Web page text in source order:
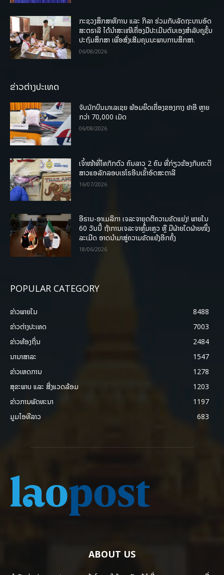
ກະຊວງສຶກສາທິການ ແລະ ກິລາ ຮ່ວມກັບລັດຖະບານອົດ
ສະຕຣາລີ ໄດ້ນຳສະເໜີເຄື່ອງມືປະເມີນຕົນເອງສຳລັບຄູຊັ້ນ
ປະຖົມສຶກສາ ເພື່ອສົ່ງເສີມຄຸນນະພາບການສຶກສາ.
06/08/2026
ຂ່າວຕ່າງປະເທດ
ຈັບນັກບິນມາເລເຊຍ ພ້ອມຍຶດເຄື່ອງຂອງກາງ ຢາອີ ຫຼາຍ
ກວ່າ 70,000 ເມັດ
06/08/2026
ເຈົ້າໜ້າທີ່ໄທກັກຕົວ ຄົນລາວ 2 ຄົນ ທີ່ກ່ຽວຂ້ອງກັບຄະດີ
ສາວແອລັກລອບເຮໂຣອີນເຂົ້າອົດສະຕາລີ
16/07/2026
ອີຣານ-ອາເມລິກາ ເຈລະຈາຍຸດຕິຄວາມຂັດແຍ່ງ! ພາຍໃນ
60 ວັນນີ້ ຖ້າການເຈລະຈາຫຼົ້ມເຫຼວ ຫຼື ມີຝ່າຍໃດຝ່າຍໜຶ່ງ
ລະເມີດ ອາດນໍາມາສູ່ຄວາມຂັດແຍ້ງອີກຄັ້ງ
18/06/2026
POPULAR CATEGORY
ຂ່າວພາຍ​ໃນ
8488
ຂ່າວຕ່າງປະເທດ
7003
ຂ່າວທ້ອງຖິ່ນ
2484
ນານາສາລະ
1547
ຂ່າວເຫດການ
1278
ສຸຂະພາບ ແລະ ສີ່ງແວດລ້ອມ
1203
ຂ່າວການພັດທະນາ
1197
ມູມໄອທີລາວ
683
ABOUT US